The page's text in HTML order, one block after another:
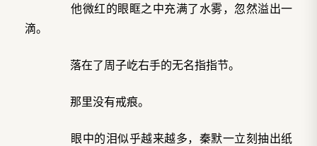
他微红的眼眶之中充满了水雾，忽然溢出一
滴。
落在了周子屹右手的无名指指节。
那里没有戒痕。
眼中的泪似乎越来越多，秦默一立刻抽出纸